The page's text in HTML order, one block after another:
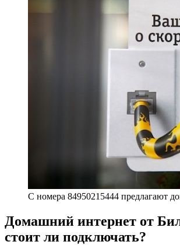
С номера 84950215444 предлагают
Домашний интернет от
стоит ли подключать?